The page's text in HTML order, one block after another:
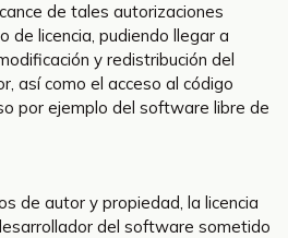
de tales autorizaciones
de licencia, pudiendo llegar a
y redistribución del
así como el acceso al código
por ejemplo del software libre de
de autor y propiedad, la licencia
del software sometido